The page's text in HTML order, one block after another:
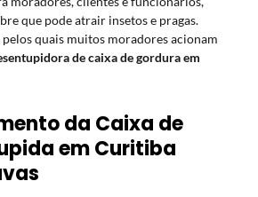
que pode atrair insetos e pragas.
pelos quais muitos moradores acionam
de caixa de gordura em
da Caixa de
em Curitiba